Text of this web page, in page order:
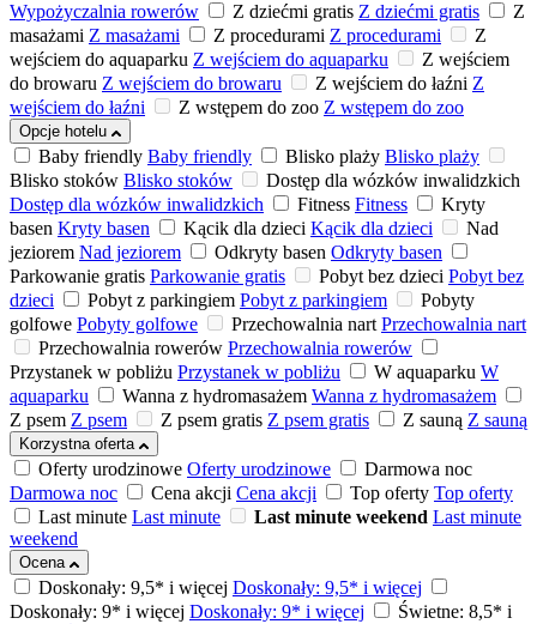
Wypożyczalnia rowerów
Z dziećmi gratis Z dziećmi gratis
Z
masażami Z masażami Z procedurami Z procedurami
Z
wejściem do aquaparku Z wejściem do aquaparku
Z wejściem
do browaru Z wejściem do browaru Z wejściem do łaźni Z
wejściem do łaźni
Z wstępem do zoo Z wstępem do zoo
Opcje hotelu
Baby friendly Baby friendly Blisko plaży Blisko plaży
Blisko stoków Blisko stoków
Dostęp dla wózków inwalidzkich
Dostęp dla wózków inwalidzkich
Fitness Fitness
Kryty
basen Kryty basen Kącik dla dzieci Kącik dla dzieci
Nad
jeziorem Nad jeziorem Odkryty basen Odkryty basen
Parkowanie gratis Parkowanie gratis Pobyt bez dzieci Pobyt bez
dzieci
Pobyt z parkingiem Pobyt z parkingiem
Pobyty
golfowe Pobyty golfowe Przechowalnia nart Przechowalnia nart
Przechowalnia rowerów Przechowalnia rowerów
Przystanek w pobliżu Przystanek w pobliżu W aquaparku W
aquaparku
Wanna z hydromasażem Wanna z hydromasażem
Z psem Z psem Z psem gratis Z psem gratis Z sauną Z sauną
Korzystna oferta
Oferty urodzinowe Oferty urodzinowe
Darmowa noc
Darmowa noc
Cena akcji Cena akcji Top oferty Top oferty
Last minute Last minute Last minute weekend Last minute
weekend
Ocena
Doskonały: 9,5* i więcej Doskonały: 9,5* i więcej
Doskonały: 9* i więcej Doskonały: 9* i więcej
Świetne: 8,5* i